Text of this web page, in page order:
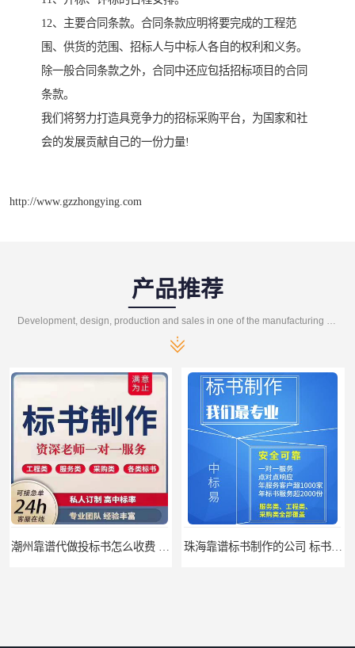
12、主要合同条款。合同条款应明将要完成的工程范
围、供货的范围、招标人与中标人各自的权利和义务。
除一般合同条款之外，合同中还应包括招标项目的合同
条款。
我们将努力打造具竞争力的招标采购平台，为国家和社
会的发展贡献自己的一份力量!
http://www.gzzhongying.com
产品推荐